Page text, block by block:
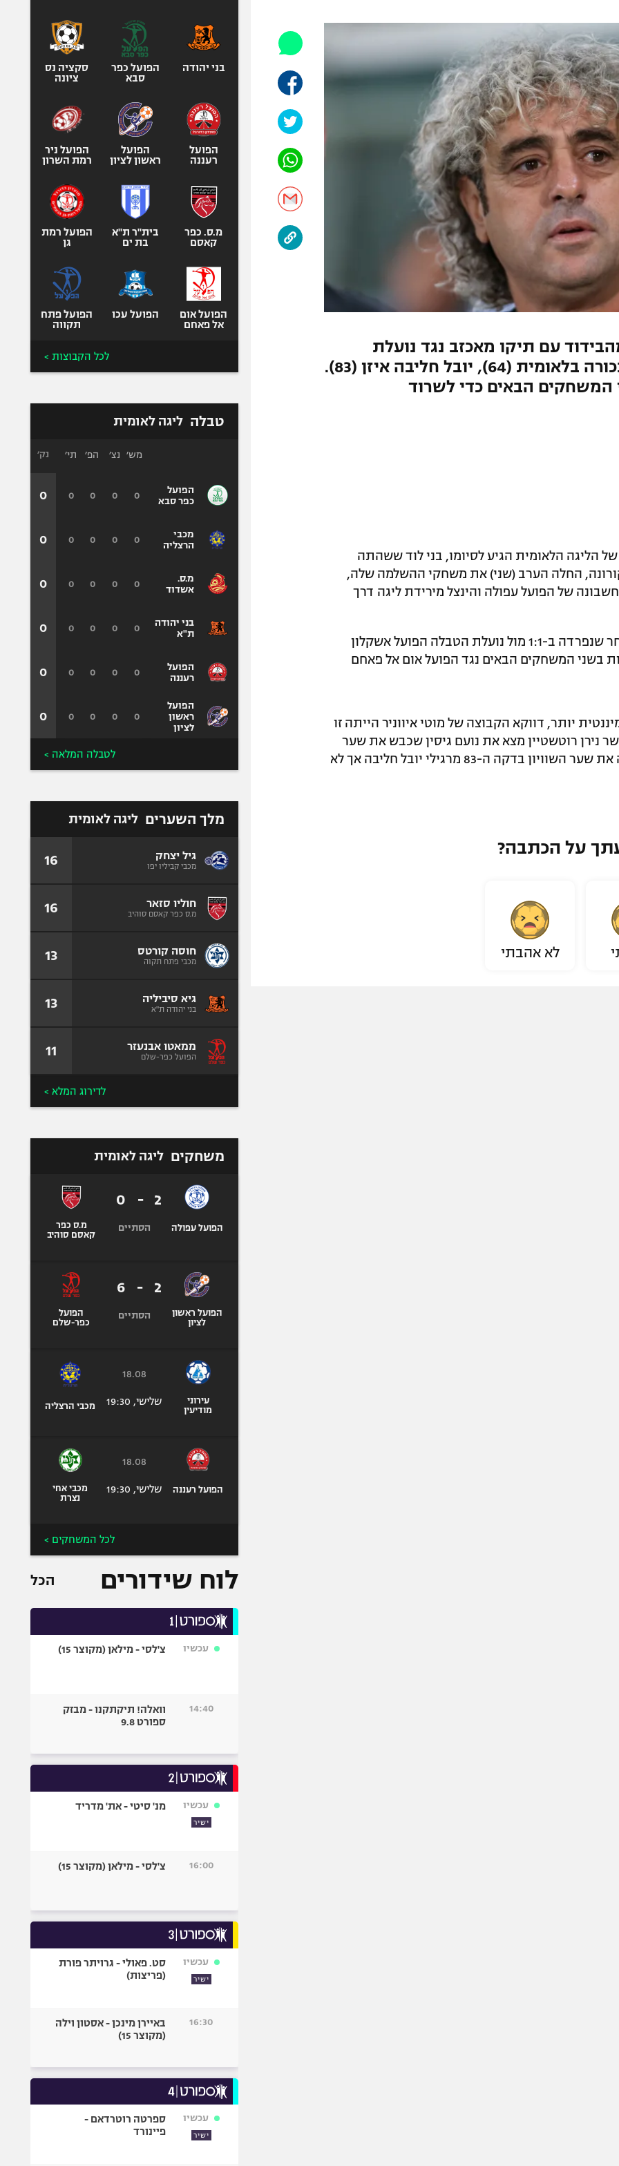
אביב
באר שבע
ליגה סינית
ליגה ברזילאית
ליגות נוספות
אופניים
ספורט מוטורי
כדורמים
בייסבול MLB
ספורט אתגרי
אומנויות לחימה
גיימינג E-Sports
עם תיקו מאכזב נגד נועלת
הטבלה. נועם גיסין כבש שער בכורה בלאומית (64), יובל חליבה איזן (83).
המשחקים הבאים כדי לשרוד
שהמחזור ה-37 והאחרון של הליגה הלאומית הגיע לסיומו, בני לוד ששהתה
החלה הערב (שני) את משחקי ההשלמה שלה,
היא לעלות למקום ה-14 על חשבונה של הפועל עפולה והינצל מירידת ליגה דרך
אבל היום היא חזרה לליגה ברגל שמאל לאחר שנפרדה ב-1:1 מול נועלת הטבלה הפועל אשקלון
בשני המשחקים הבאים נגד הפועל אום אל פאחם
יותר, דווקא הקבוצה של מוטי איווניר הייתה זו
לוח התוצאות בדקה ה-65. כאשר נירן רוטשטיין מצא את נועם גיסין שכבש את שער
הבכורה שלו בלאומית בגיל 20. לוד השיגה את שער השוויון בדקה ה-83 מרגילי יובל חליבה אך לא
על הכתבה?
לא אהבתי
בני יהודה
הפועל כפר
סבא
סקציה נס
ציונה
הפועל
רעננה
הפועל
ראשון לציון
הפועל ניר
רמת השרון
מ.ס. כפר
קאסם
בית"ר ת"א
בת ים
הפועל רמת
גן
הפועל אום
אל פאחם
הפועל עכו
הפועל פתח
תקווה
לכל הקבוצות >
טבלה ליגה לאומית
הפועל
כפר סבא
מכבי
הרצליה
מ.ס.
אשדוד
בני יהודה
ת"א
הפועל
רעננה
הפועל
ראשון
לציון
מש׳ נצ׳ הפ׳ תי׳
0
0
0
0
0
0
0
0
0
0
0
0
0
0
0
0
0
0
0
0
0
0
0
0
נק׳
0
0
0
0
0
0
לטבלה המלאה >
מלך השערים ליגה לאומית
גיל יצחק
מכבי קביליו יפו 16
חוליו סזאר
מ.ס כפר קאסם סוהיב 16
חוסה קורטס
מכבי פתח תקוה 13
גיא סיביליה
בני יהודה ת"א 13
ממאטו אבנעזר
הפועל כפר-שלם 11
לדירוג המלא >
משחקים ליגה לאומית
הפועל עפולה
2
-
0
הסתיים
מ.ס כפר
קאסם סוהיב
הפועל ראשון
לציון
2
-
6
הסתיים
הפועל
כפר-שלם
עירוני
מודיעין
18.08
שלישי, 19:30 מכבי הרצליה
הפועל רעננה
18.08
שלישי, 19:30
מכבי אחי
נצרת
לכל המשחקים >
לוח שידורים הכל
עכשיו צ'לסי - מילאן (מקוצר 15)
14:40
וואלה! תיקתקנו - מבזק
ספורט 9.8
עכשיו
ישיר
מנ' סיטי - את' מדריד
16:00 צ'לסי - מילאן (מקוצר 15)
עכשיו
ישיר
סט. פאולי - גרויתר פורת
(פריצות)
16:30
באיירן מינכן - אסטון וילה
(מקוצר 15)
עכשיו
ישיר
ספרטה רוטרדאם -
פיינורד